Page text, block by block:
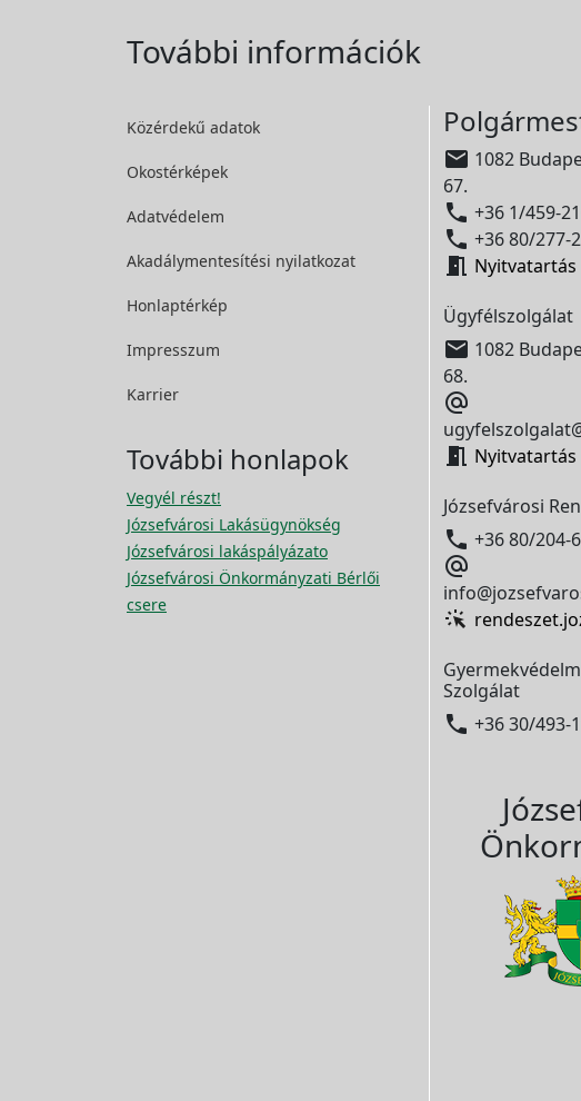
További információk
Közérdekű adatok
Okostérképek
Adatvédelem
Akadálymentesítési nyilatkozat
Honlaptérkép
Impresszum
Karrier
További honlapok
Vegyél részt!
Józsefvárosi Lakásügynökség
Józsefvárosi lakáspályázato
Józsefvárosi Önkormányzati Bérlői
csere
 1082
67.
 +36 1/459-
 +36 80/277-
 Nyitvatartás
Ügyfélszolgálat
 1082
68.

 Nyitvatartás
Józsefvárosi
 +36 80/204-

Szolgálat
 +36 30/493-